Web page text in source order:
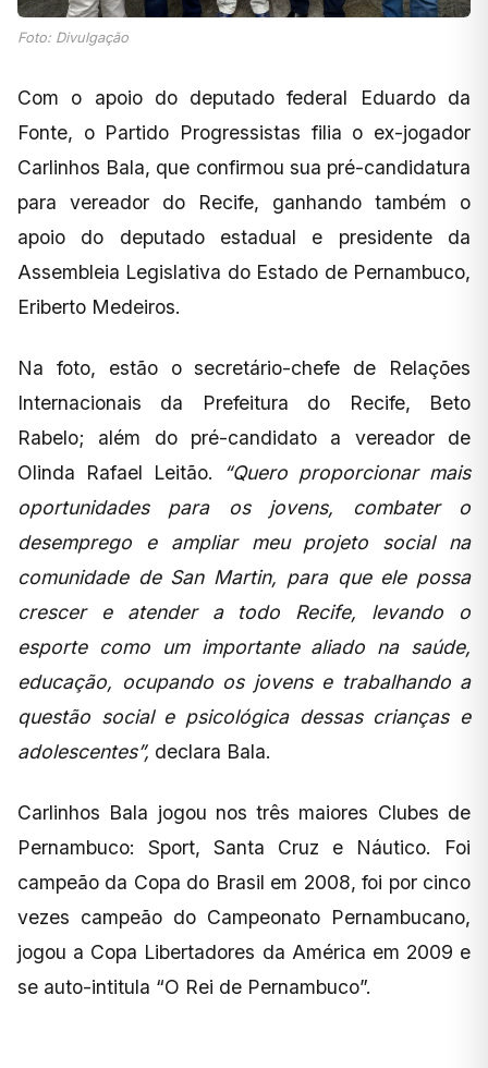
Foto: Divulgação
Com o apoio do deputado federal Eduardo da
Fonte, o Partido Progressistas filia o ex-jogador
Carlinhos Bala, que confirmou sua pré-candidatura
para vereador do Recife, ganhando também o
apoio do deputado estadual e presidente da
Assembleia Legislativa do Estado de Pernambuco,
Eriberto Medeiros.
Na foto, estão o secretário-chefe de Relações
Internacionais da Prefeitura do Recife, Beto
Rabelo; além do pré-candidato a vereador de
Olinda Rafael Leitão.
“Quero proporcionar mais
oportunidades para os jovens, combater o
desemprego e ampliar meu projeto social na
comunidade de San Martin, para que ele possa
crescer e atender a todo Recife, levando o
esporte como um importante aliado na saúde,
educação, ocupando os jovens e trabalhando a
questão social e psicológica dessas crianças e
adolescentes”, declara Bala.
Carlinhos Bala jogou nos três maiores Clubes de
Pernambuco: Sport, Santa Cruz e Náutico. Foi
campeão da Copa do Brasil em 2008, foi por cinco
vezes campeão do Campeonato Pernambucano,
jogou a Copa Libertadores da América em 2009 e
se auto-intitula “O Rei de Pernambuco”.